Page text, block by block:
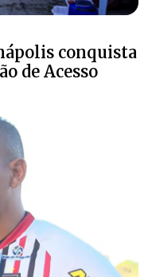
conquista
de Acesso